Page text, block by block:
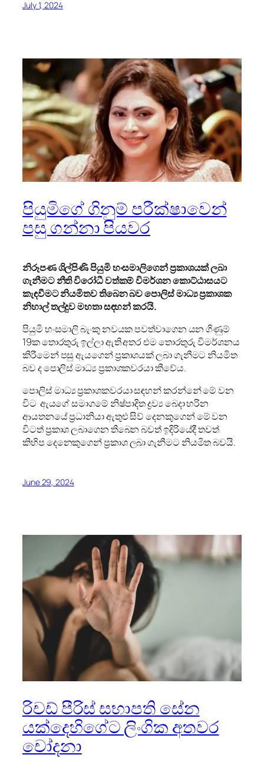
July 1, 2024
පියුමිගේ ගිනුම් පරීක්ෂාවෙන්
පසු ගන්නා පියවර
නිරූපණ ශිල්පිණි පියුමි හංසමාලිගෙන් ප්‍රකාශයක් ලබා
ගැනීමට නීති විරෝධී වත්කම් විමර්ශන කොට්ඨාසයට
කැඳවීමට නියමිතව තිබෙන බව පොලිස් මාධ්‍ය ප්‍රකාශක
නිහාල් තල්දුව මහතා සඳහන් කරයි.
පියුමි හංසමාලි බැංකු නවයක පවත්වාගෙන යන ගිණුම්
19ක තොරතුරු ඉල්ලා ඇති අතර එම තොරතුරු විමර්ශනය
කිරීමෙන් පසු ඇයගෙන් ප්‍රකාශයක් ලබා ගැනීමට නියමිත
බව ද පොලිස් මාධ්‍ය ප්‍රකාශකවරයා කීවේය.
පොලිස් මාධ්‍ය ප්‍රකාශකවරයා සඳහන් කරන්නේ මේ වන
විට ඇයගේ සමාගමේ නිෂ්පාදිත ද්‍රව්‍ය බෙදා හරින
ආයතනයේ ප්‍රධානියා ඇතුළු සිව් දෙනකුගෙන් මේ වන
විටත් ප්‍රකාශ ලබාගෙන තිබෙන බවත් ඉදිරියේදී තවත්
කිහිප දෙනෙකුගෙන් ප්‍රකාශ ලබා ගැනීමට නියමිත බවයි.
June 29, 2024
රිචඩ් පීරිස් සභාපති සේන
යක්දෙහිගේට ලිංගික අතවර
චෝදනා